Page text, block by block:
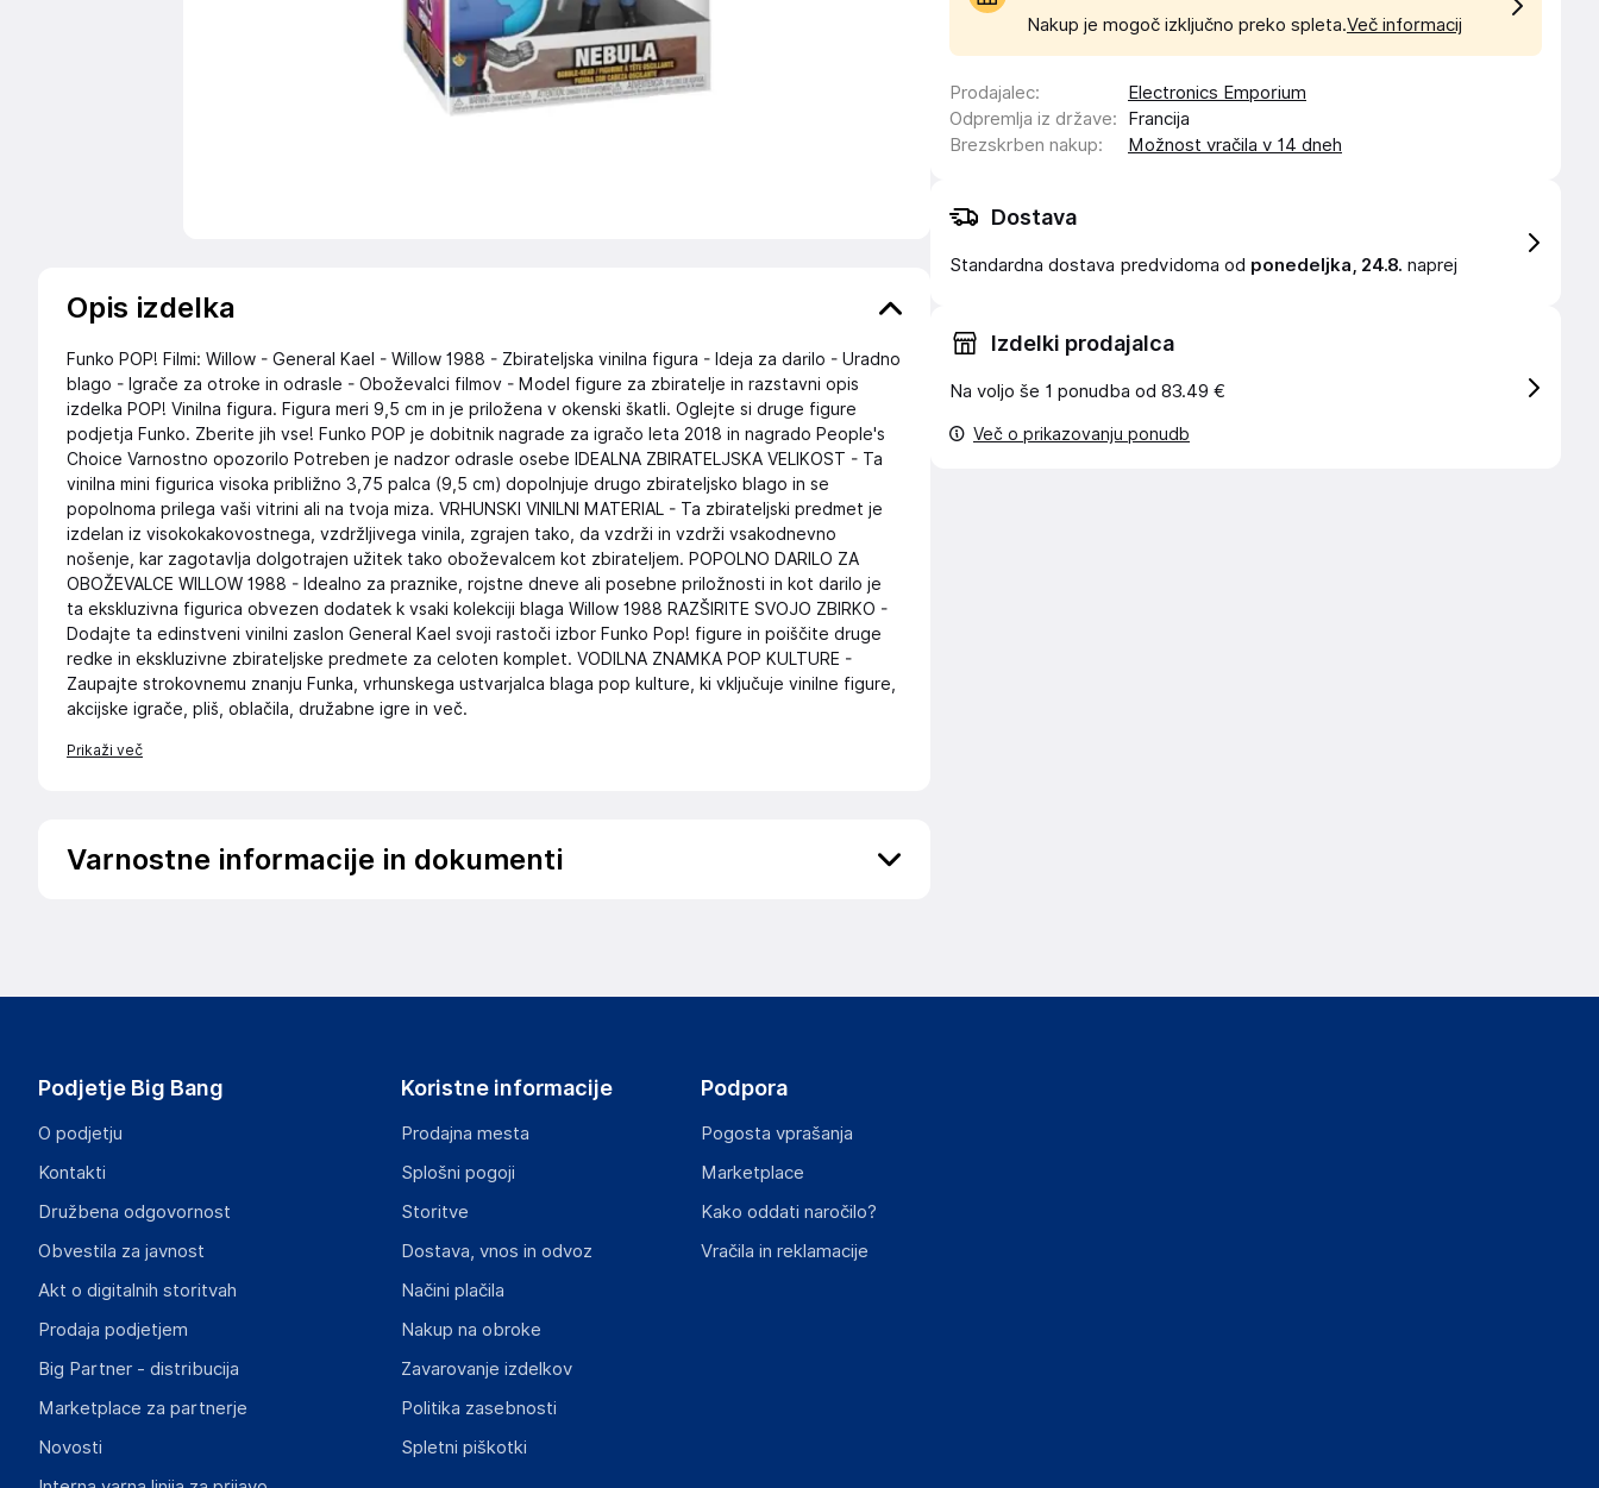
Opis izdelka
Funko POP! Filmi: Willow - General Kael - Willow 1988 - Zbirateljska vinilna figura - Ideja za darilo - Uradno
blago - Igrače za otroke in odrasle - Oboževalci filmov - Model figure za zbiratelje in razstavni opis
izdelka POP! Vinilna figura. Figura meri 9,5 cm in je priložena v okenski škatli. Oglejte si druge figure
podjetja Funko. Zberite jih vse! Funko POP je dobitnik nagrade za igračo leta 2018 in nagrado People's
Choice Varnostno opozorilo Potreben je nadzor odrasle osebe IDEALNA ZBIRATELJSKA VELIKOST - Ta
vinilna mini figurica visoka približno 3,75 palca (9,5 cm) dopolnjuje drugo zbirateljsko blago in se
popolnoma prilega vaši vitrini ali na tvoja miza. VRHUNSKI VINILNI MATERIAL - Ta zbirateljski predmet je
izdelan iz visokokakovostnega, vzdržljivega vinila, zgrajen tako, da vzdrži in vzdrži vsakodnevno
nošenje, kar zagotavlja dolgotrajen užitek tako oboževalcem kot zbirateljem. POPOLNO DARILO ZA
OBOŽEVALCE WILLOW 1988 - Idealno za praznike, rojstne dneve ali posebne priložnosti in kot darilo je
ta ekskluzivna figurica obvezen dodatek k vsaki kolekciji blaga Willow 1988 RAZŠIRITE SVOJO ZBIRKO -
Dodajte ta edinstveni vinilni zaslon General Kael svoji rastoči izbor Funko Pop! figure in poiščite druge
redke in ekskluzivne zbirateljske predmete za celoten komplet. VODILNA ZNAMKA POP KULTURE -
Zaupajte strokovnemu znanju Funka, vrhunskega ustvarjalca blaga pop kulture, ki vključuje vinilne figure,
akcijske igrače, pliš, oblačila, družabne igre in več.
Prikaži več
Varnostne informacije in dokumenti
https://funko.com/
Gospodarski subjekt s sedežem v EU, ki zagotavlja skladnost izdelka z zahtevanimi predpisi.
Zuidplein 36; 1077 XV Amsterdam
The Netherlands
Nakup je mogoč izključno preko spleta.Več informacij
Prodajalec:
Electronics Emporium
Odpremlja iz države:
Francija
Brezskrben nakup: Možnost vračila v 14 dneh
Dostava
Standardna dostava predvidoma od ponedeljka, 24.8. naprej
Izdelki prodajalca
Na voljo še 1 ponudba od 83.49 €
Več o prikazovanju ponudb
Podjetje Big Bang
O podjetju
Kontakti
Družbena odgovornost
Obvestila za javnost
Akt o digitalnih storitvah
Prodaja podjetjem
Big Partner - distribucija
Marketplace za partnerje
Novosti
Koristne informacije
Prodajna mesta
Splošni pogoji
Storitve
Dostava, vnos in odvoz
Načini plačila
Nakup na obroke
Zavarovanje izdelkov
Politika zasebnosti
Spletni piškotki
Podpora
Pogosta vprašanja
Marketplace
Kako oddati naročilo?
Vračila in reklamacije